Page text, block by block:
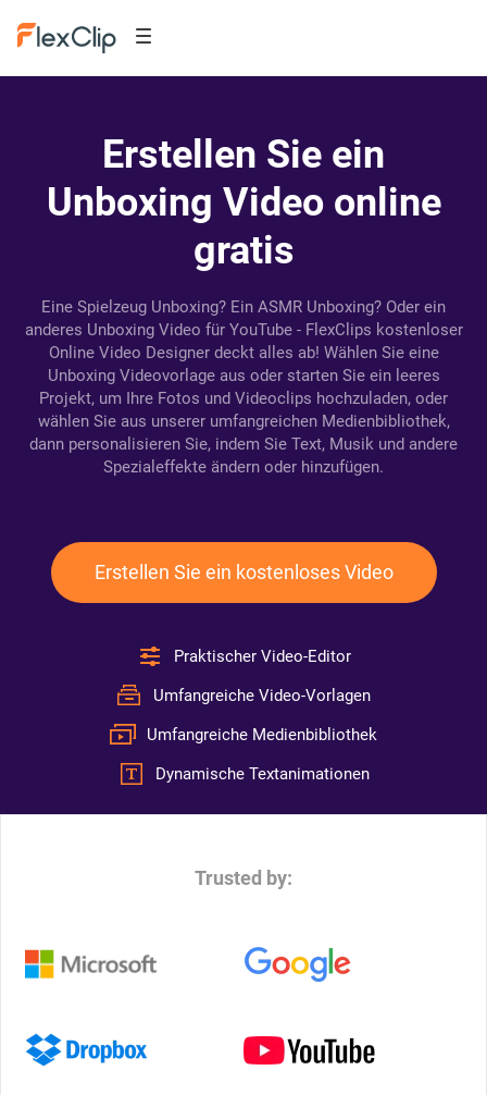
Erstellen Sie ein
Unboxing Video online
gratis
Eine Spielzeug Unboxing? Ein ASMR Unboxing? Oder ein
anderes Unboxing Video für YouTube - FlexClips kostenloser
Online Video Designer deckt alles ab! Wählen Sie eine
Unboxing Videovorlage aus oder starten Sie ein leeres
Projekt, um Ihre Fotos und Videoclips hochzuladen, oder
wählen Sie aus unserer umfangreichen Medienbibliothek,
dann personalisieren Sie, indem Sie Text, Musik und andere
Spezialeffekte ändern oder hinzufügen.
Erstellen Sie ein kostenloses Video
Praktischer Video-Editor
Umfangreiche Video-Vorlagen
Umfangreiche Medienbibliothek
Dynamische Textanimationen
Trusted by: